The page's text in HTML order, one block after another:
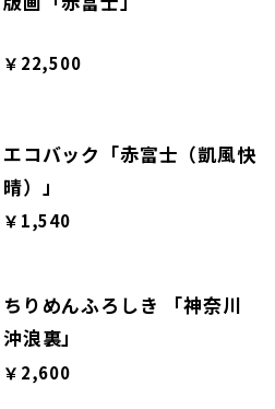
￥22,500
エコバック「赤富士（凱風快
晴）」
￥1,540
ちりめんふろしき 「神奈川
沖浪裏」
￥2,600